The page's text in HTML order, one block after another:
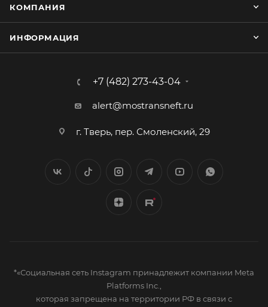
КОМПАНИЯ
ИНФОРМАЦИЯ
+7 (482) 273-43-04
alert@mostransneft.ru
г. Тверь, пер. Смоленский, 29
*«Социальная сеть Instagram принадлежит компании Meta
Platforms Inc.,
которая запрещена на территории РФ в связи с